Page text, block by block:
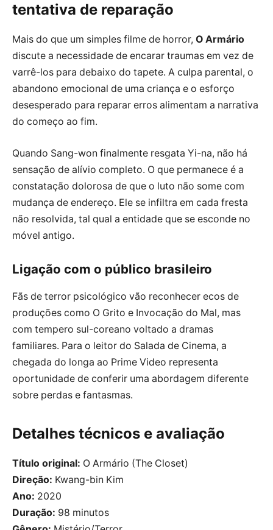
tentativa de reparação
Mais do que um simples filme de horror, O Armário
discute a necessidade de encarar traumas em vez de
varrê-los para debaixo do tapete. A culpa parental, o
abandono emocional de uma criança e o esforço
desesperado para reparar erros alimentam a narrativa
do começo ao fim.
Quando Sang-won finalmente resgata Yi-na, não há
sensação de alívio completo. O que permanece é a
constatação dolorosa de que o luto não some com
mudança de endereço. Ele se infiltra em cada fresta
não resolvida, tal qual a entidade que se esconde no
móvel antigo.
Ligação com o público brasileiro
Fãs de terror psicológico vão reconhecer ecos de
produções como O Grito e Invocação do Mal, mas
com tempero sul-coreano voltado a dramas
familiares. Para o leitor do Salada de Cinema, a
chegada do longa ao Prime Video representa
oportunidade de conferir uma abordagem diferente
sobre perdas e fantasmas.
Detalhes técnicos e avaliação
Título original: O Armário (The Closet)
Direção: Kwang-bin Kim
Ano: 2020
Duração: 98 minutos